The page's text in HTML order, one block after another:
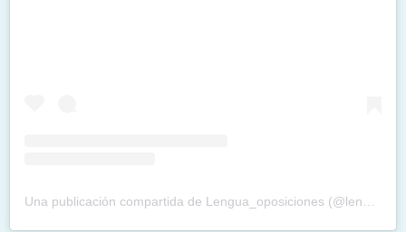
Una publicación compartida de Lengua_oposiciones (@lengua_oposiciones)